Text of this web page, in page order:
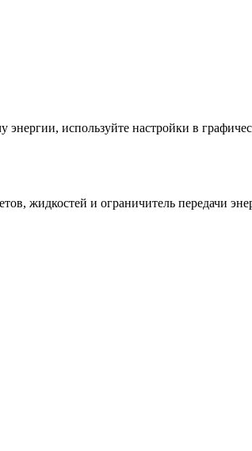
используйте настройки в
жидкостей и ограничитель передачи